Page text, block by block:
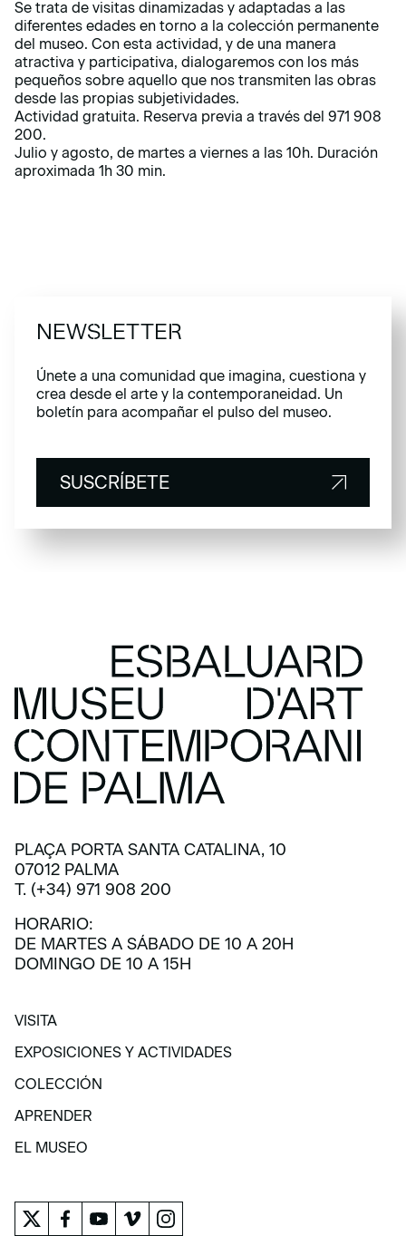
Se trata de visitas dinamizadas y adaptadas a las
diferentes edades en torno a la colección permanente
del museo. Con esta actividad, y de una manera
atractiva y participativa, dialogaremos con los más
pequeños sobre aquello que nos transmiten las obras
desde las propias subjetividades.
Actividad gratuita. Reserva previa a través del 971 908
200.
Julio y agosto, de martes a viernes a las 10h. Duración
aproximada 1h 30 min.
NEWSLETTER
Únete a una comunidad que imagina, cuestiona y
crea desde el arte y la contemporaneidad. Un
boletín para acompañar el pulso del museo.
SUSCRÍBETE
SUSCRÍBETE
PLAÇA PORTA SANTA CATALINA, 10
07012 PALMA
T. (+34) 971 908 200
HORARIO:
DE MARTES A SÁBADO DE 10 A 20H
DOMINGO DE 10 A 15H
VISITA
VISITA
EXPOSICIONES Y ACTIVIDADES
EXPOSICIONES Y ACTIVIDADES
COLECCIÓN
COLECCIÓN
APRENDER
APRENDER
EL MUSEO